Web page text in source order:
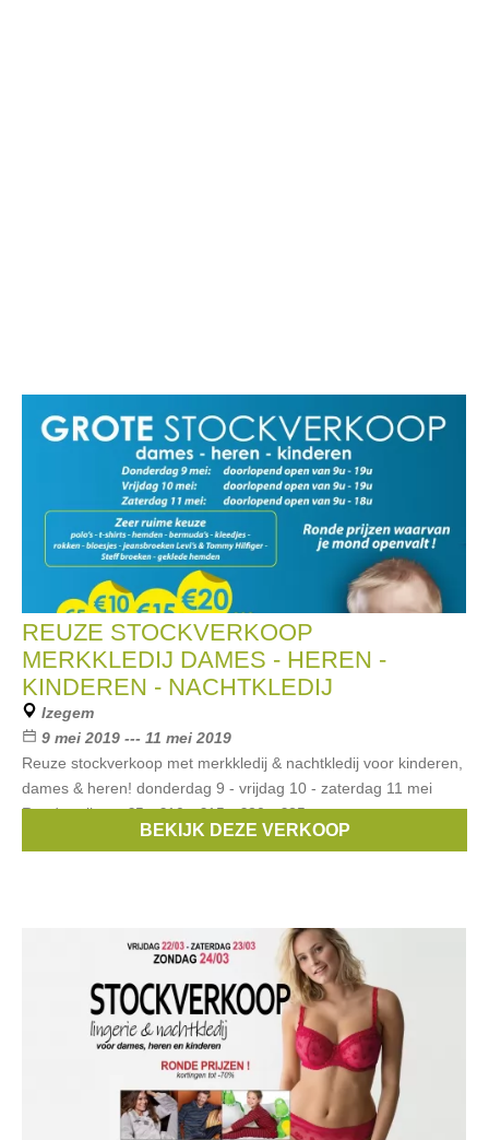
REUZE STOCKVERKOOP
MERKKLEDIJ DAMES - HEREN -
KINDEREN - NACHTKLEDIJ
Izegem
9 mei 2019 --- 11 mei 2019
Reuze stockverkoop met merkkledij & nachtkledij voor kinderen,
dames & heren! donderdag 9 - vrijdag 10 - zaterdag 11 mei
Ronde prijzen: €5 - €10 - €15 - €20 - €25 -
Esprit,Noppies,McGregor,Blue Bay
BEKIJK DEZE VERKOOP